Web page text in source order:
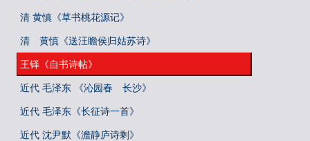
清 黄慎《草书桃花源记》
清 黄慎《送汪瞻侯归姑苏诗》
王铎《自书诗帖》
近代 毛泽东 《沁园春 长沙》
近代 毛泽东《长征诗一首》
近代 沈尹默《澹静庐诗剩》